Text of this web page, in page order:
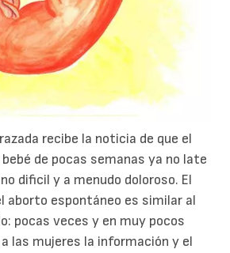
recibe la noticia de que el
de pocas semanas ya no late
dificil y a menudo doloroso. El
aborto espontáneo es similar al
pocas veces y en muy pocos
las mujeres la información y el